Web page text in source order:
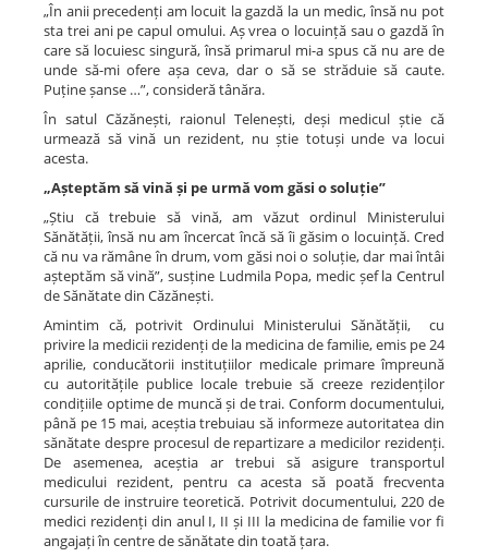
„În anii precedenți am locuit la gazdă la un medic, însă nu pot
sta trei ani pe capul omului. Aș vrea o locuință sau o gazdă în
care să locuiesc singură, însă primarul mi-a spus că nu are de
unde să-mi ofere așa ceva, dar o să se străduie să caute.
Puține șanse …”, consideră tânăra.
În satul Căzănești, raionul Telenești, deși medicul știe că
urmează să vină un rezident, nu știe totuși unde va locui
acesta.
„Așteptăm să vină și pe urmă vom găsi o soluție”
„Știu că trebuie să vină, am văzut ordinul Ministerului
Sănătății, însă nu am încercat încă să îi găsim o locuință. Cred
că nu va rămâne în drum, vom găsi noi o soluție, dar mai întâi
așteptăm să vină”, susține Ludmila Popa, medic șef la Centrul
de Sănătate din Căzănești.
Amintim că, potrivit Ordinului Ministerului Sănătății, cu
privire la medicii rezidenți de la medicina de familie, emis pe 24
aprilie, conducătorii instituțiilor medicale primare împreună
cu autoritățile publice locale trebuie să creeze rezidenților
condițiile optime de muncă și de trai. Conform documentului,
până pe 15 mai, aceștia trebuiau să informeze autoritatea din
sănătate despre procesul de repartizare a medicilor rezidenți.
De asemenea, aceștia ar trebui să asigure transportul
medicului rezident, pentru ca acesta să poată frecventa
cursurile de instruire teoretică. Potrivit documentului, 220 de
medici rezidenți din anul I, II și III la medicina de familie vor fi
angajați în centre de sănătate din toată țara.